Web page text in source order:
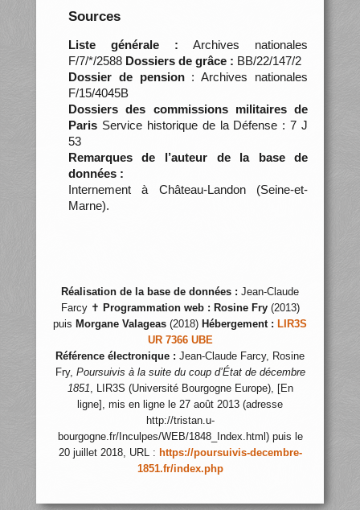
Sources
Liste générale : Archives nationales
F/7/*/2588 Dossiers de grâce : BB/22/147/2
Dossier de pension: Archives nationales
F/15/4045B
Dossiers des commissions militaires de
ParisService historique de la Défense : 7 J
53
Remarques de l’auteur de la base de
données :
Internement à Château-Landon (Seine-et-
Marne).
Réalisation de la base de données : Jean-Claude
Farcy ✝ Programmation web : Rosine Fry(2013)
puis Morgane Valageas (2018) Hébergement : LIR3S
UR 7366 UBE
Référence électronique : Jean-Claude Farcy, Rosine
Fry, Poursuivis à la suite du coup d’État de décembre
1851, LIR3S (Université Bourgogne Europe), [En
ligne], mis en ligne le 27 août 2013 (adresse
http://tristan.u-
bourgogne.fr/Inculpes/WEB/1848_Index.html) puis le
20 juillet 2018, URL : https://poursuivis-decembre-
1851.fr/index.php